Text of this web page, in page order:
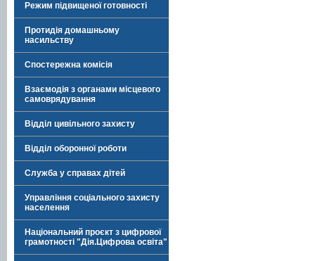
Режим підвищеної готовності
Протидія домашньому
насильству
Спостережна комісія
Взаємодія з органами місцевого
самоврядування
Відділ цивільного захисту
Відділ оборонної роботи
Служба у справах дітей
Управління соціального захисту
населення
Національний проєкт з цифрової
грамотності "Дія.Цифрова освіта"